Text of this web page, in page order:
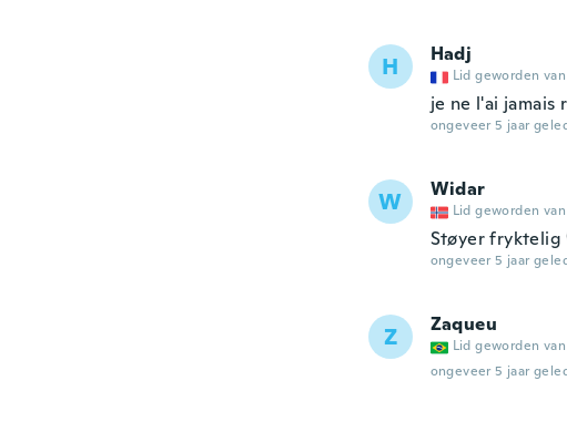
H Hadj
Lid geworden
je ne l'ai jamais
ongeveer 5 jaar
W Widar
Lid geworden van
Støyer fryktelig
ongeveer 5 jaar
Z Zaqueu
Lid geworden van
ongeveer 5 jaar